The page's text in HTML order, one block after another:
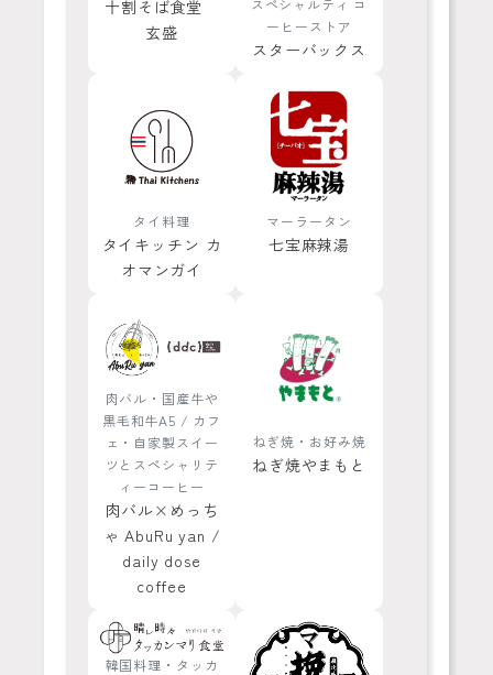
十割そば食堂
玄盛
スペシャルティ コ
ーヒーストア
スターバックス
タイ料理
タイキッチン カ
オマンガイ
マーラータン
七宝麻辣湯
肉バル・国産牛や
黒毛和牛A5 / カフ
ェ・自家製スイー
ツとスペシャリテ
ィーコーヒー
肉バル×めっち
ゃ AbuRu yan /
daily dose
coffee
ねぎ焼・お好み焼
ねぎ焼やまもと
韓国料理・タッカ